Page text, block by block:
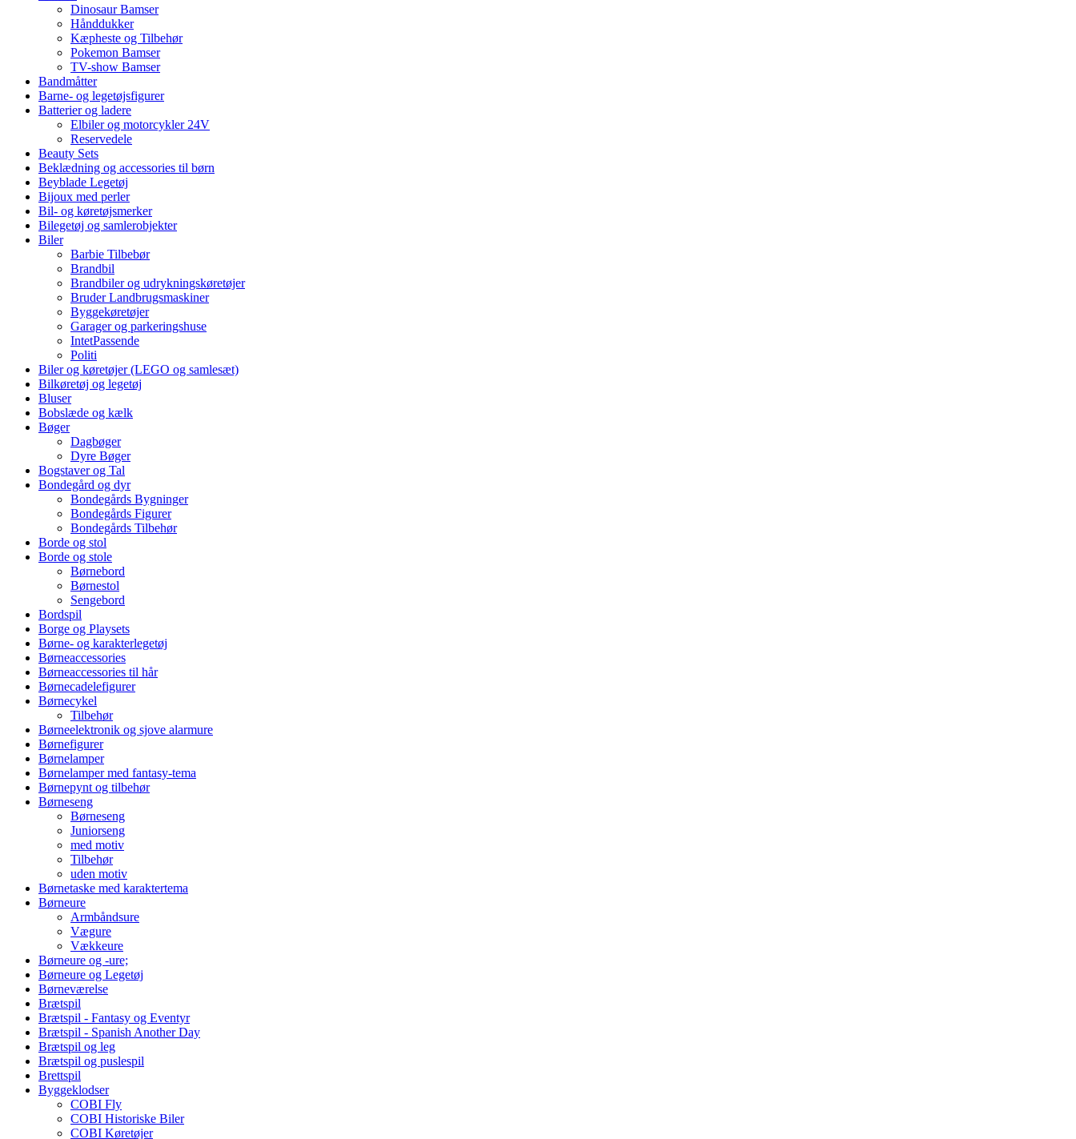
Dinosaur Bamser
Hånddukker
Kæpheste og Tilbehør
Pokemon Bamser
TV-show Bamser
Bandmåtter
Barne- og legetøjsfigurer
Batterier og ladere
Elbiler og motorcykler 24V
Reservedele
Beauty Sets
Beklædning og accessories til børn
Beyblade Legetøj
Bijoux med perler
Bil- og køretøjsmerker
Bilegetøj og samlerobjekter
Biler
Barbie Tilbebør
Brandbil
Brandbiler og udrykningskøretøjer
Bruder Landbrugsmaskiner
Byggekøretøjer
Garager og parkeringshuse
IntetPassende
Politi
Biler og køretøjer (LEGO og samlesæt)
Bilkøretøj og legetøj
Bluser
Bobslæde og kælk
Bøger
Dagbøger
Dyre Bøger
Bogstaver og Tal
Bondegård og dyr
Bondegårds Bygninger
Bondegårds Figurer
Bondegårds Tilbehør
Borde og stol
Borde og stole
Børnebord
Børnestol
Sengebord
Bordspil
Borge og Playsets
Børne- og karakterlegetøj
Børneaccessories
Børneaccessories til hår
Børnecadelefigurer
Børnecykel
Tilbehør
Børneelektronik og sjove alarmure
Børnefigurer
Børnelamper
Børnelamper med fantasy-tema
Børnepynt og tilbehør
Børneseng
Børneseng
Juniorseng
med motiv
Tilbehør
uden motiv
Børnetaske med karaktertema
Børneure
Armbåndsure
Vægure
Vækkeure
Børneure og -ure;
Børneure og Legetøj
Børneværelse
Brætspil
Brætspil - Fantasy og Eventyr
Brætspil - Spanish Another Day
Brætspil og leg
Brætspil og puslespil
Brettspil
Byggeklodser
COBI Fly
COBI Historiske Biler
COBI Køretøjer